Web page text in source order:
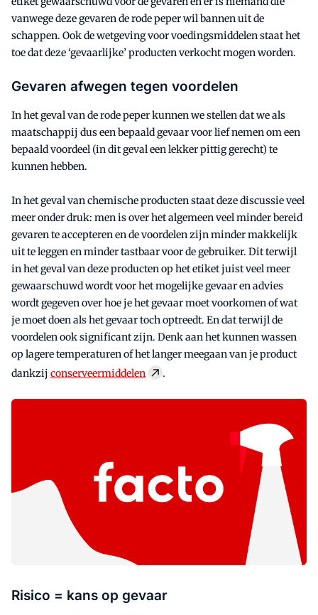
vanwege deze gevaren de rode peper wil bannen uit de
schappen. Ook de wetgeving voor voedingsmiddelen staat het
toe dat deze ‘gevaarlijke’ producten verkocht mogen worden.
Gevaren afwegen tegen voordelen
In het geval van de rode peper kunnen we stellen dat we als
maatschappij dus een bepaald gevaar voor lief nemen om een
bepaald voordeel (in dit geval een lekker pittig gerecht) te
kunnen hebben.
In het geval van chemische producten staat deze discussie veel
meer onder druk: men is over het algemeen veel minder bereid
gevaren te accepteren en de voordelen zijn minder makkelijk
uit te leggen en minder tastbaar voor de gebruiker. Dit terwijl
in het geval van deze producten op het etiket juist veel meer
gewaarschuwd wordt voor het mogelijke gevaar en advies
wordt gegeven over hoe je het gevaar moet voorkomen of wat
je moet doen als het gevaar toch optreedt. En dat terwijl de
voordelen ook significant zijn. Denk aan het kunnen wassen
op lagere temperaturen of het langer meegaan van je product
dankzij conserveermiddelen .
Risico = kans op gevaar